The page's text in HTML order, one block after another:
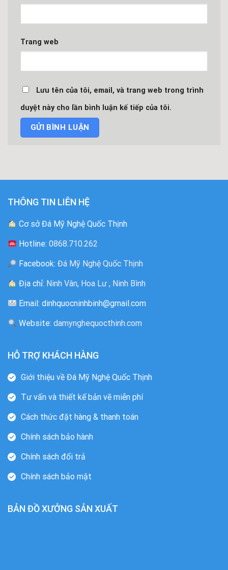
Trang web
Lưu tên của tôi, email, và trang web trong trình
duyệt này cho lần bình luận kế tiếp của tôi.
THÔNG TIN LIÊN HỆ
Cơ sở Đá Mỹ Nghệ Quốc Thịnh
Hotline:0868.710.262
Facebook: Đá Mỹ Nghệ Quốc Thịnh
Địa chỉ: Ninh Vân, Hoa Lư , Ninh Bình
Email: dinhquocninhbinh@gmail.com
Website:damynghequocthinh.com
HỖ TRỢ KHÁCH HÀNG
Giới thiệu về Đá Mỹ Nghệ Quốc Thịnh
Tư vấn và thiết kế bản vẽ miễn phí
Cách thức đặt hàng & thanh toán
Chính sách bảo hành
Chính sách đổi trả
Chính sách bảo mật
BẢN ĐỒ XƯỞNG SẢN XUẤT